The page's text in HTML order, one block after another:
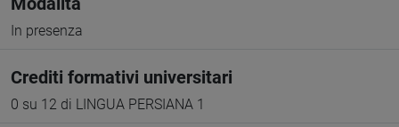
In presenza
Crediti formativi universitari
0 su 12 di LINGUA PERSIANA 1